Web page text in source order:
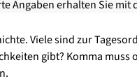
Angaben erhalten Sie mit
Viele sind zur
gibt? Komma